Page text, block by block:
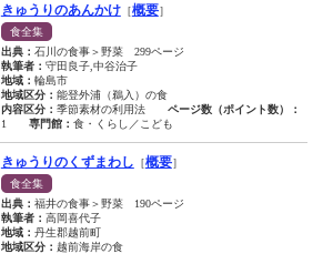
きゅうりのあんかけ［概要］
食全集
出典： 石川の食事＞野菜 299ページ
執筆者： 守田良子,中谷治子
地域： 輪島市
地域区分： 能登外浦（鵜入）の食
内容区分： 季節素材の利用法
ページ数（ポイント数）：
1
専門館： 食・くらし／こども
きゅうりのくずまわし ［概要］
食全集
出典： 福井の食事＞野菜 190ページ
執筆者： 高岡喜代子
地域： 丹生郡越前町
地域区分： 越前海岸の食